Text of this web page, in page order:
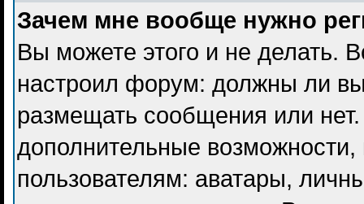
Зачем мне вообще нужно
Вы можете этого и не делать.
настроил форум: должны ли вы
размещать сообщения или
дополнительные
пользователям: аватары,